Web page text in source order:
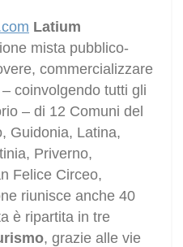
Latium
mista pubblico-
commercializzare
coinvolgendo tutti gli
– di 12 Comuni del
Guidonia, Latina,
Priverno,
Felice Circeo,
riunisce anche 40
è ripartita in tre
, grazie alle vie